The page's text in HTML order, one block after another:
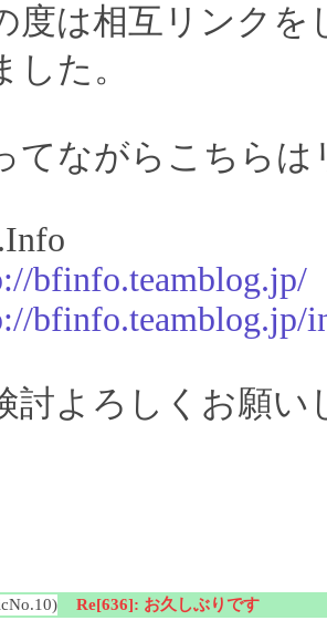
度は相互リンクを
した。
てながらこちら
bfinfo.teamblog.jp/
bfinfo.teamblog.jp/
討よろしくお願い
Re[636]: お久しぶりです